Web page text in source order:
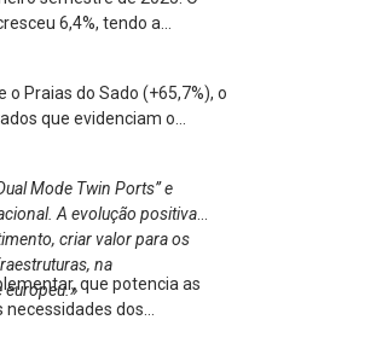
6,4%, tendo a
Praias do Sado (+65,7%), o
que evidenciam o
Mode Twin Ports” e
A evolução positiva
criar valor para os
na
que potencia as
dos